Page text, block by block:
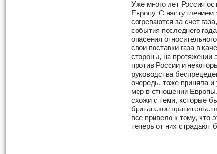
Уже много лет Россия
Европу. С наступлением
согреваются за счет
события последнего
опасения
свои поставки газа в
стороны, на протяжении
против России и
руководства
очередь, тоже приняла
мер в отношении
схожи с теми, которые
британское
все привело к тому, что
теперь от них страдают